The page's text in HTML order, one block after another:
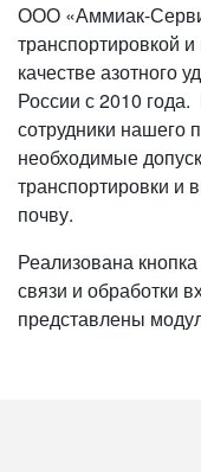
ООО «Аммиак-
транспортировкой
качестве азотного
России с 2010
сотрудники нашего
необходимые
транспортировки и
почву.
Реализована
связи и обработки
представлены